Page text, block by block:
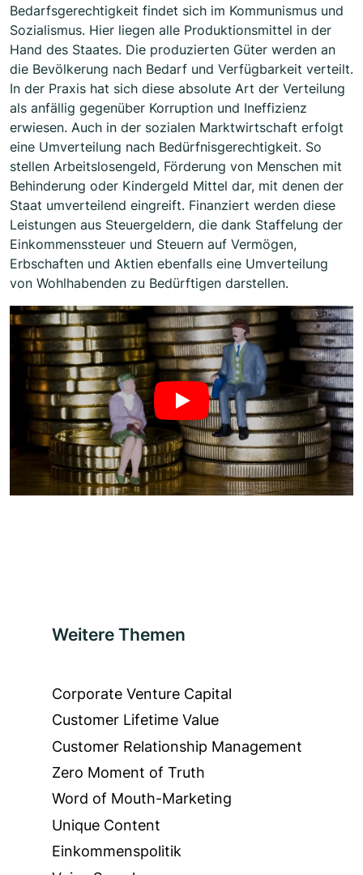
Bedarfsgerechtigkeit findet sich im Kommunismus und
Sozialismus. Hier liegen alle Produktionsmittel in der
Hand des Staates. Die produzierten Güter werden an
die Bevölkerung nach Bedarf und Verfügbarkeit verteilt.
In der Praxis hat sich diese absolute Art der Verteilung
als anfällig gegenüber Korruption und Ineffizienz
erwiesen. Auch in der sozialen Marktwirtschaft erfolgt
eine Umverteilung nach Bedürfnisgerechtigkeit. So
stellen Arbeitslosengeld, Förderung von Menschen mit
Behinderung oder Kindergeld Mittel dar, mit denen der
Staat umverteilend eingreift. Finanziert werden diese
Leistungen aus Steuergeldern, die dank Staffelung der
Einkommenssteuer und Steuern auf Vermögen,
Erbschaften und Aktien ebenfalls eine Umverteilung
von Wohlhabenden zu Bedürftigen darstellen.
Weitere Themen
Corporate Venture Capital
Customer Lifetime Value
Customer Relationship Management
Zero Moment of Truth
Word of Mouth-Marketing
Unique Content
Einkommenspolitik